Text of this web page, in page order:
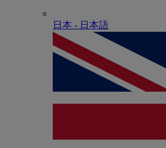
日本 - ⽇本語